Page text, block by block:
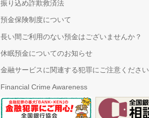
振り込め詐欺救済法
預金保険制度について
長い間ご利用のない預金はございませんか？
休眠預金についてのお知らせ
金融サービスに関連する犯罪にご注意ください
Financial Crime Awareness